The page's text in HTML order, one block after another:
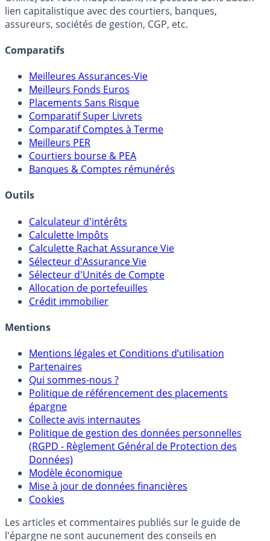
FranceTransactions.com (propriété de Mon Epargne
Online) est 100% indépendant, ne possède donc aucun
lien capitalistique avec des courtiers, banques,
assureurs, sociétés de gestion, CGP, etc.
Comparatifs
Meilleures Assurances-Vie
Meilleurs Fonds Euros
Placements Sans Risque
Comparatif Super Livrets
Comparatif Comptes à Terme
Meilleurs PER
Banques & Comptes rémunérés
Outils
Calculateur d'intérêts
Calculette Impôts
Calculette Rachat Assurance Vie
Sélecteur d'Assurance Vie
Sélecteur d'Unités de Compte
Crédit immobilier
Mentions
Mentions légales et Conditions d’utilisation
Partenaires
Qui sommes-nous ?
Politique de référencement des placements
épargne
Collecte avis internautes
Politique de gestion des données personnelles
(RGPD - Règlement Général de Protection des
Données)
Modèle économique
Cookies